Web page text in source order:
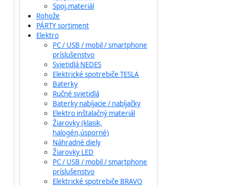
Spoj.materiál
Rohože
PÁRTY sortiment
Elektro
PC / USB / mobil / smartphone
príslušenstvo
Svietidlá NEDES
Elektrické spotrebiče TESLA
Baterky
Ručné svietidlá
Baterky nabíjacie / nabíjačky
Elektro inštalačný materiál
Žiarovky (klasik,
halogén,úsporné)
Náhradné diely
Žiarovky LED
PC / USB / mobil / smartphone
príslušenstvo
Elektrické spotrebiče BRAVO